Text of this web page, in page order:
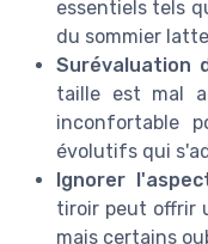
essentiels tels
du sommier
Surévaluation
taille est mal
inconfortable
évolutifs qui
Ignorer
tiroir peut offrir
mais certains